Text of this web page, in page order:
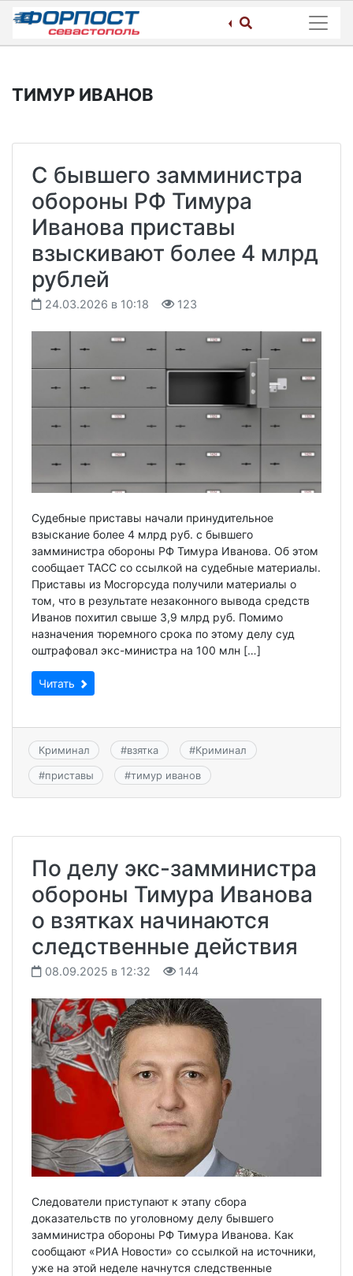
Skip
content
ТИМУР ИВАНОВ
С бывшего замминистра
обороны РФ Тимура
Иванова приставы
взыскивают более 4 млрд
рублей
24.03.2026 в 10:18 123
Судебные приставы начали принудительное
взыскание более 4 млрд руб. с бывшего
замминистра обороны РФ Тимура Иванова. Об этом
сообщает ТАСС со ссылкой на судебные материалы.
Приставы из Мосгорсуда получили материалы о
том, что в результате незаконного вывода средств
Иванов похитил свыше 3,9 млрд руб. Помимо
назначения тюремного срока по этому делу суд
оштрафовал экс-министра на 100 млн […]
Читать
Криминал #взятка #Криминал
#приставы #тимур иванов
По делу экс-замминистра
обороны Тимура Иванова
о взятках начинаются
следственные действия
08.09.2025 в 12:32 144
Следователи приступают к этапу сбора
доказательств по уголовному делу бывшего
замминистра обороны РФ Тимура Иванова. Как
сообщают «РИА Новости» со ссылкой на источники,
уже на этой неделе начнутся следственные